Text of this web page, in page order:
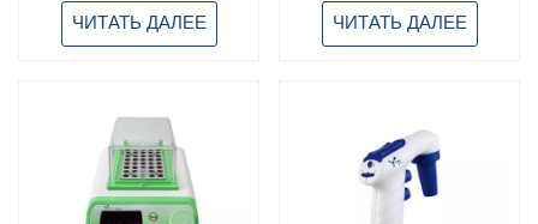
инкубатор с сухой
ванной и нагревом/
ЧИТАТЬ ДАЛЕЕ
ванной для нагрева и
охлаждения
ЧИТАТЬ ДАЛЕЕ